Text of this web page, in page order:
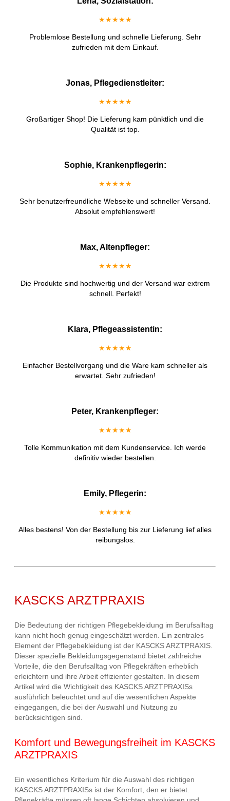
★★★★★
Problemlose Bestellung und schnelle Lieferung. Sehr
zufrieden mit dem Einkauf.
Jonas, Pflegedienstleiter:
★★★★★
Großartiger Shop! Die Lieferung kam pünktlich und die
Qualität ist top.
Sophie, Krankenpflegerin:
★★★★★
Sehr benutzerfreundliche Webseite und schneller Versand.
Absolut empfehlenswert!
Max, Altenpfleger:
★★★★★
Die Produkte sind hochwertig und der Versand war extrem
schnell. Perfekt!
Klara, Pflegeassistentin:
★★★★★
Einfacher Bestellvorgang und die Ware kam schneller als
erwartet. Sehr zufrieden!
Peter, Krankenpfleger:
★★★★★
Tolle Kommunikation mit dem Kundenservice. Ich werde
definitiv wieder bestellen.
Emily, Pflegerin:
★★★★★
Alles bestens! Von der Bestellung bis zur Lieferung lief alles
reibungslos.
KASCKS ARZTPRAXIS
Die Bedeutung der richtigen Pflegebekleidung im Berufsalltag
kann nicht hoch genug eingeschätzt werden. Ein zentrales
Element der Pflegebekleidung ist der KASCKS ARZTPRAXIS.
Dieser spezielle Bekleidungsgegenstand bietet zahlreiche
Vorteile, die den Berufsalltag von Pflegekräften erheblich
erleichtern und ihre Arbeit effizienter gestalten. In diesem
Artikel wird die Wichtigkeit des KASCKS ARZTPRAXISs
ausführlich beleuchtet und auf die wesentlichen Aspekte
eingegangen, die bei der Auswahl und Nutzung zu
berücksichtigen sind.
Komfort und Bewegungsfreiheit im KASCKS
ARZTPRAXIS
Ein wesentliches Kriterium für die Auswahl des richtigen
KASCKS ARZTPRAXISs ist der Komfort, den er bietet.